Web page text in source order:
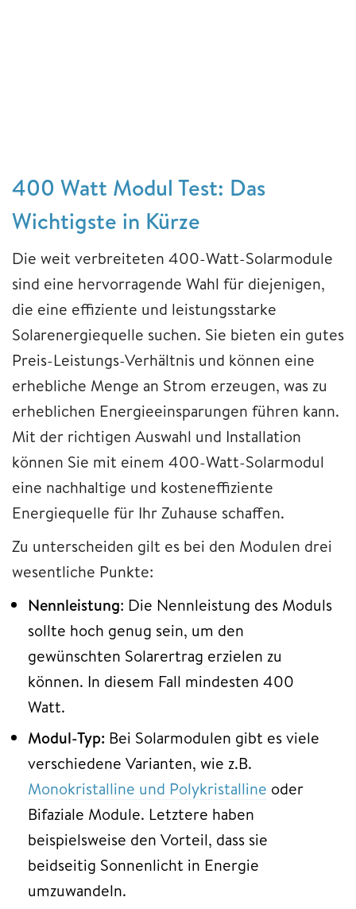
400 Watt Modul Test: Das
Wichtigste in Kürze
Die weit verbreiteten 400-Watt-Solarmodule
sind eine hervorragende Wahl für diejenigen,
die eine effiziente und leistungsstarke
Solarenergiequelle suchen. Sie bieten ein gutes
Preis-Leistungs-Verhältnis und können eine
erhebliche Menge an Strom erzeugen, was zu
erheblichen Energieeinsparungen führen kann.
Mit der richtigen Auswahl und Installation
können Sie mit einem 400-Watt-Solarmodul
eine nachhaltige und kosteneffiziente
Energiequelle für Ihr Zuhause schaffen.
Zu unterscheiden gilt es bei den Modulen drei
wesentliche Punkte:
Nennleistung: Die Nennleistung des Moduls
sollte hoch genug sein, um den
gewünschten Solarertrag erzielen zu
können. In diesem Fall mindesten 400
Watt.
Modul-Typ: Bei Solarmodulen gibt es viele
verschiedene Varianten, wie z.B.
Monokristalline und Polykristalline oder
Bifaziale Module. Letztere haben
beispielsweise den Vorteil, dass sie
beidseitig Sonnenlicht in Energie
umzuwandeln.